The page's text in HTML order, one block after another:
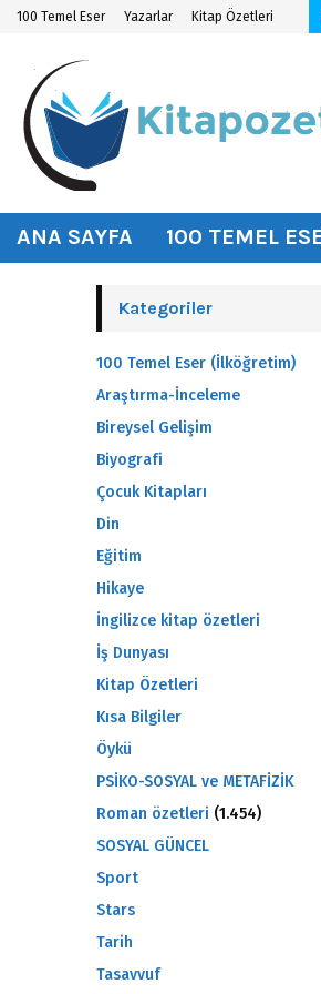
100 Temel Eser Yazarlar Kitap Özetleri
ÖZETİ
ANA SAYFA 100 TEMEL
Kategoriler
100 Temel Eser (İlköğretim)
Araştırma-İnceleme
Bireysel Gelişim
Biyografi
Çocuk Kitapları
Din
Eğitim
Hikaye
İngilizce kitap özetleri
İş Dunyası
Kitap Özetleri
Kısa Bilgiler
Öykü
PSİKO-SOSYAL ve METAFİZİK
Roman özetleri (1.454)
SOSYAL GÜNCEL
Sport
Stars
Tarih
Tasavvuf